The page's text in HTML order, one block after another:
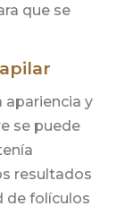
que se
apariencia y
se puede
resultados
de folículos